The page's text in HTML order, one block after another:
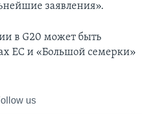
заявления».
в G20 может быть
ЕС и «Большой семерки»
us